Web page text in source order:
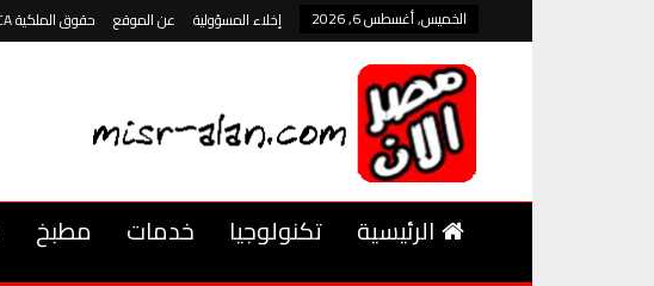
الخميس, أغسطس 6, 2026 إخلاء المسؤولية عن الموقع حقوق الملكية DMCA
الرئيسية تكنولوجيا خدمات مطبخ